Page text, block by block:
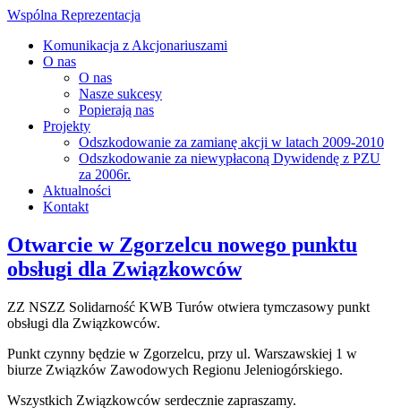
Wspólna Reprezentacja
Komunikacja z Akcjonariuszami
O nas
O nas
Nasze sukcesy
Popierają nas
Projekty
Odszkodowanie za zamianę akcji w latach 2009-2010
Odszkodowanie za niewypłaconą Dywidendę z PZU
za 2006r.
Aktualności
Kontakt
Otwarcie w Zgorzelcu nowego punktu
obsługi dla Związkowców
ZZ NSZZ Solidarność KWB Turów otwiera tymczasowy punkt
obsługi dla Związkowców.
Punkt czynny będzie w Zgorzelcu, przy ul. Warszawskiej 1 w
biurze Związków Zawodowych Regionu Jeleniogórskiego.
Wszystkich Związkowców serdecznie zapraszamy.